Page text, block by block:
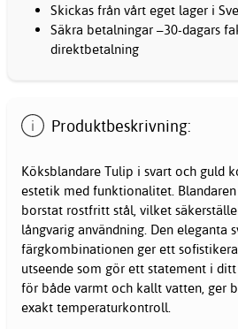
Skickas från vårt eget lager i
Säkra betalningar –30-dagars
direktbetalning
Produktbeskrivning:
Köksblandare Tulip i svart och guld
estetik med funktionalitet.
borstat rostfritt stål, vilket
långvarig användning. Den eleganta
färgkombinationen ger ett
utseende som gör ett statement i
för både varmt och kallt vatten, ger
exakt temperaturkontroll.